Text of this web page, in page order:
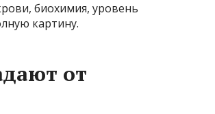
биохимия, уровень
картину.
от